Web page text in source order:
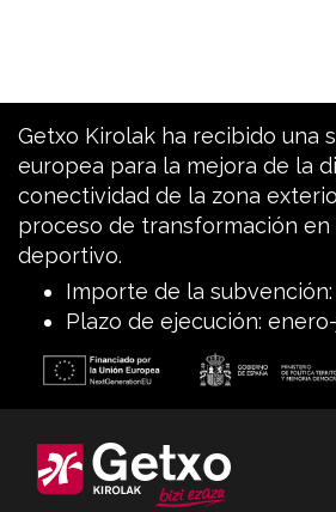
Getxo Kirolak ha recibido una
europea para la mejora de la
conectividad de la zona
proceso de transformación en
deportivo.
Importe de la subvención:
Plazo de ejecución: